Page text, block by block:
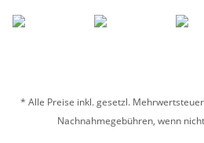
* Alle Preise inkl. gesetzl.
Nachnahmegebühren, wenn